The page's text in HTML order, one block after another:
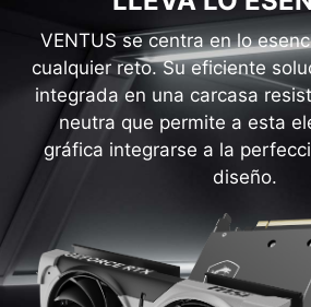
VENTUS se centra en lo
cualquier reto. Su eficiente
integrada en una carcasa
neutra que permite a esta
gráfica integrarse a la
diseño.